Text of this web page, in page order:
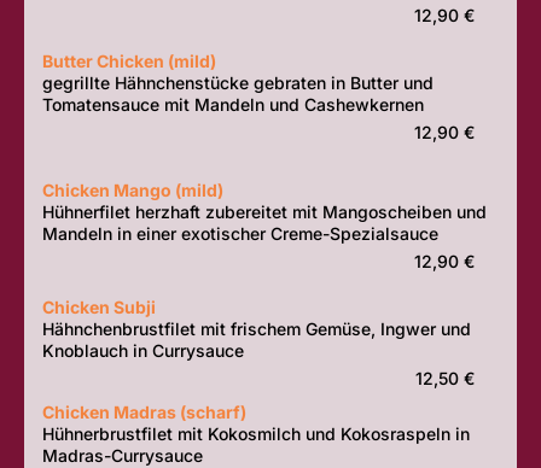
12,90 €
Butter Chicken (mild)
gegrillte Hähnchenstücke gebraten in Butter und
Tomatensauce mit Mandeln und Cashewkernen
12,90 €
Chicken Mango (mild)
Hühnerfilet herzhaft zubereitet mit Mangoscheiben und
Mandeln in einer exotischer Creme-Spezialsauce
12,90 €
Chicken Subji
Hähnchenbrustfilet mit frischem Gemüse, Ingwer und
Knoblauch in Currysauce
12,50 €
Chicken Madras (scharf)
Hühnerbrustfilet mit Kokosmilch und Kokosraspeln in
Madras-Currysauce